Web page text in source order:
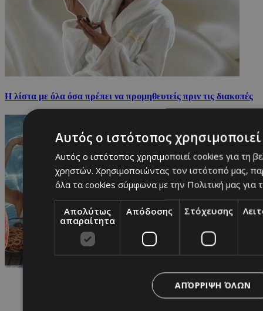
H λίστα με όλα όσα πρέπει να προμηθευτείς πριν τις διακοπές
Αυτός ο ιστότοπος
Αυτός ο ιστότοπος χρησιμοποιεί cookies για τη
χρηστών. Χρησιμοποιώντας τον ιστότοπό μας,
όλα τα cookies σύμφωνα με την Πολιτική μας για
Απολύτως
απαραίτητα
Απόδοσης Στόχευσης
ΑΠΌΡΡΙΨΗ ΌΛΩΝ